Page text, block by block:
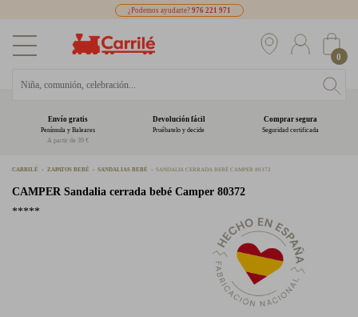
¿Podemos ayudarte? 976 221 971
0
Envío gratis
Península y Baleares
A partir de 39 €
Devolución fácil
Pruébatelo y decide
Comprar segura
Seguridad certificada
CARRILÉ ZAPATOS BEBÉ SANDALIAS BEBÉ SANDALIA CERRADA BEBÉ CAMPER 80372
CAMPER Sandalia cerrada bebé Camper 80372
*****